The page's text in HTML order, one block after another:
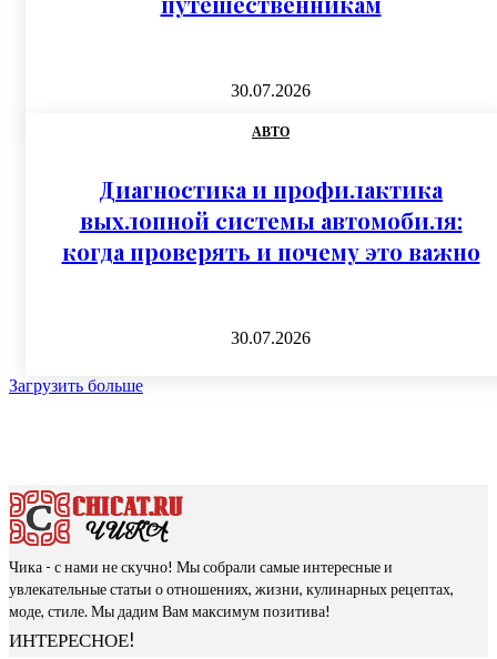
30.07.2026
АВТО
Диагностика и профилактика
выхлопной системы автомобиля:
когда проверять и почему это важно
30.07.2026
Загрузить больше
Чика - с нами не скучно! Мы собрали самые интересные и
увлекательные статьи о отношениях, жизни, кулинарных рецептах,
моде, стиле. Мы дадим Вам максимум позитива!
ИНТЕРЕСНОЕ!